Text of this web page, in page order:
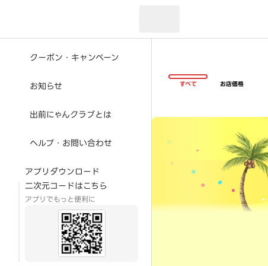
クーポン・キャンペーン
お知らせ
出前にゃんクラブとは
ヘルプ・お問い合わせ
アプリダウンロード
二次元コードはこちら
アプリでもっと便利に
すべて お店価格
超ゴイゴイヤスー夏祭